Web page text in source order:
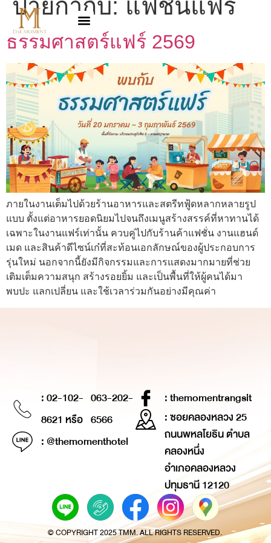
ป้ายกำกับ: แฟชั่นแฟร์
ธรรมศาสตร์แฟร์ 2569
ภายในงานเต็มไปด้วยร้านอาหารและสตรีทฟู้ดหลากหลายรูป
แบบ ตั้งแต่อาหารยอดนิยมไปจนถึงเมนูสร้างสรรค์ที่หาทานได้
เฉพาะในงานแฟร์เท่านั้น ควบคู่ไปกับร้านค้าแฟชั่น งานแฮนด์
เมด และสินค้าดีไซน์เก๋ที่สะท้อนเอกลักษณ์ของผู้ประกอบการ
รุ่นใหม่ นอกจากนี้ยังมีกิจกรรมและการแสดงมากมายที่ช่วย
เติมเต็มความสนุก สร้างรอยยิ้ม และเป็นพื้นที่ให้ผู้คนได้มา
พบปะ แลกเปลี่ยน และใช้เวลาร่วมกันอย่างมีคุณค่า
: 02-102-
8621 หรือ
063-202-
6566
: @themomenthotel
: themomentrangsit
: ซอยคลองหลวง 25
ถนนพหลโยธิน ตำบล
คลองหนึ่ง
อำเภอคลองหลวง
ปทุมธานี 12120
© COPYRIGHT 2025 TMM. ALL RIGHTS RESERVED.